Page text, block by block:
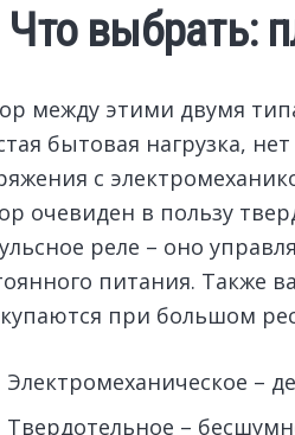
Что выбрать:
между этими двумя
бытовая нагрузка,
с
очевиден в пользу
реле – оно
питания. Также
при большом
Электромеханическое –
Твердотельное –